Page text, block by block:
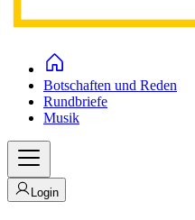
Botschaften und Reden
Rundbriefe
Musik
Login